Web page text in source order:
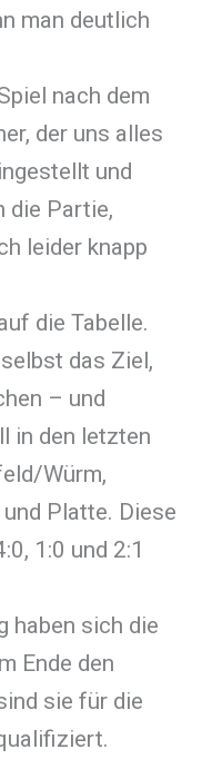
man deutlich
nach dem
der uns alles
und
die Partie,
leider knapp
die Tabelle.
das Ziel,
– und
in den letzten
Würm,
Platte. Diese
1:0 und 2:1
haben sich die
Ende den
sie für die